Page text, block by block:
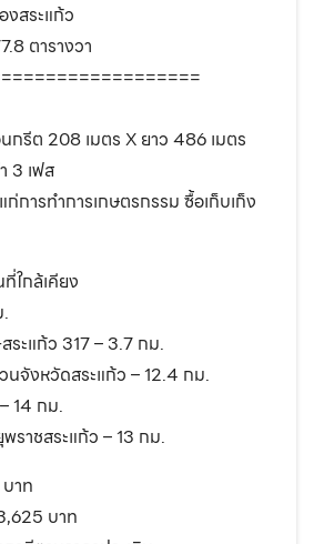
งสระแก้ว
ตารางวา
รีต 208 เมตร X ยาว 486 เมตร
3 เฟส
การทำการเกษตรกรรม ซื้อเก็บเก็ง
ใกล้เคียง
ะแก้ว 317 – 3.7 กม.
นจังหวัดสระแก้ว – 12.4 กม.
14 กม.
ราชสระแก้ว – 13 กม.
าท
บาท